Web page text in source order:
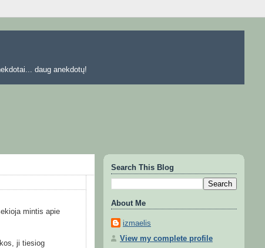
daug anekdotų!
mintis apie
ji tiesiog
Search This Blog
About Me
izmaelis
View my complete profile